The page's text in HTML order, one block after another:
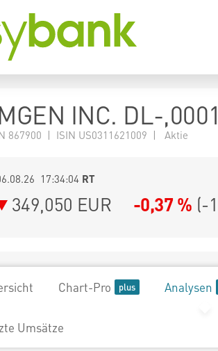
INC. DL-
867900 | ISIN US0311621009 | Aktie
17:34:04 RT
349,050 EUR -0,37 % (-
Chart-Pro Analysen
Umsätze